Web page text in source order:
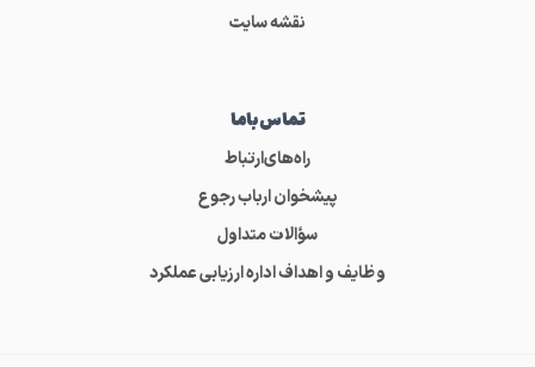
نقشه سایت
تماس‌باما
راه‌های‌ارتباط
پیشخوان ارباب رجوع
سؤالات متداول
وظایف و اهداف اداره ارزیابی عملکرد